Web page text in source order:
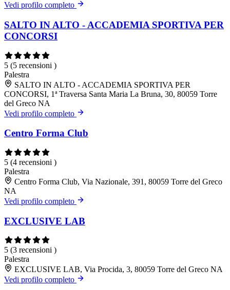
Vedi profilo completo
SALTO IN ALTO - ACCADEMIA SPORTIVA PER
CONCORSI
5 (5 recensioni )
Palestra
SALTO IN ALTO - ACCADEMIA SPORTIVA PER
CONCORSI, 1ª Traversa Santa Maria La Bruna, 30, 80059 Torre
del Greco NA
Vedi profilo completo
Centro Forma Club
5 (4 recensioni )
Palestra
Centro Forma Club, Via Nazionale, 391, 80059 Torre del Greco
NA
Vedi profilo completo
EXCLUSIVE LAB
5 (3 recensioni )
Palestra
EXCLUSIVE LAB, Via Procida, 3, 80059 Torre del Greco NA
Vedi profilo completo